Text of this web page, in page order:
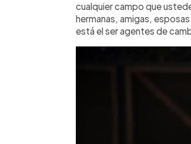
cualquier campo que
hermanas, amigas,
está el ser agentes de